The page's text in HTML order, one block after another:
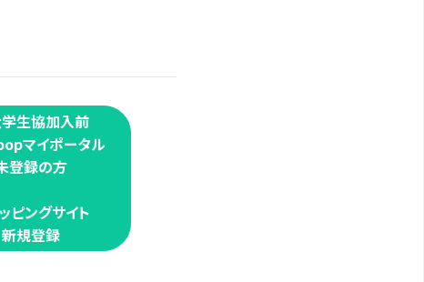
生協加入前
マイポータル
登録の方
ピングサイト
新規登録